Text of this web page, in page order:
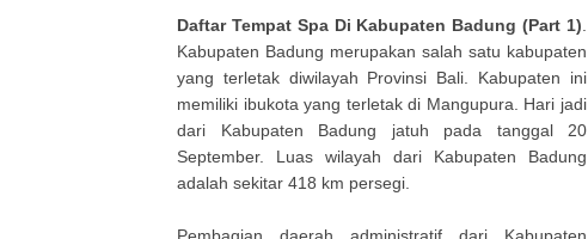
Daftar Tempat Spa Di Kabupaten Badung (Part 1)
Kabupaten Badung merupakan salah satu kabupaten
yang terletak diwilayah Provinsi Bali. Kabupaten ini
memiliki ibukota yang terletak di Mangupura. Hari jadi
dari Kabupaten Badung jatuh pada tanggal 20
September. Luas wilayah dari Kabupaten Badung
adalah sekitar 418 km persegi.